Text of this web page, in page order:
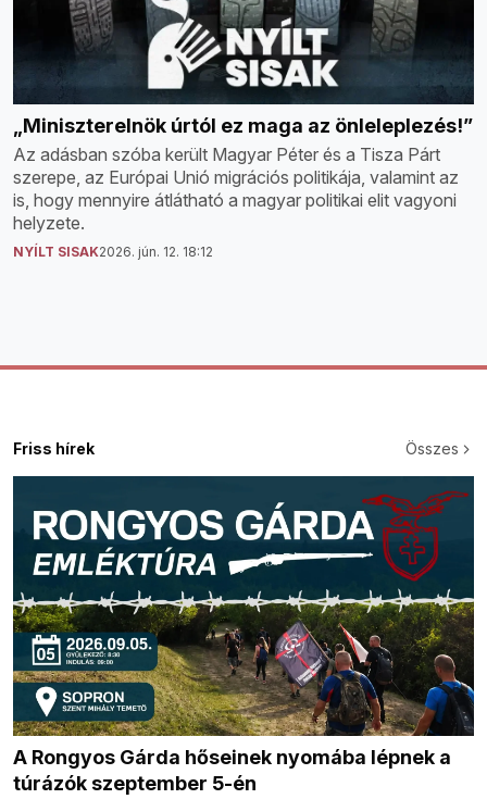
„Miniszterelnök úrtól ez maga az önleleplezés!”
Az adásban szóba került Magyar Péter és a Tisza Párt
szerepe, az Európai Unió migrációs politikája, valamint az
is, hogy mennyire átlátható a magyar politikai elit vagyoni
helyzete.
NYÍLT SISAK2026. jún. 12. 18:12
Friss hírek Összes
A Rongyos Gárda hőseinek nyomába lépnek a
túrázók szeptember 5-én